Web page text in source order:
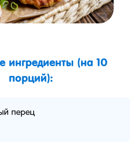
ингредиенты (на 10
порций):
перец